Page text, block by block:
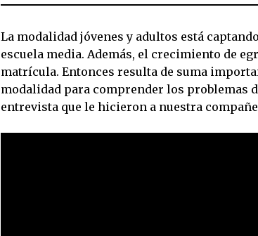
La modalidad jóvenes y adultos está
escuela media. Además, el crecimiento de
matrícula. Entonces resulta de suma
modalidad para comprender los problemas
entrevista que le hicieron a nuestra